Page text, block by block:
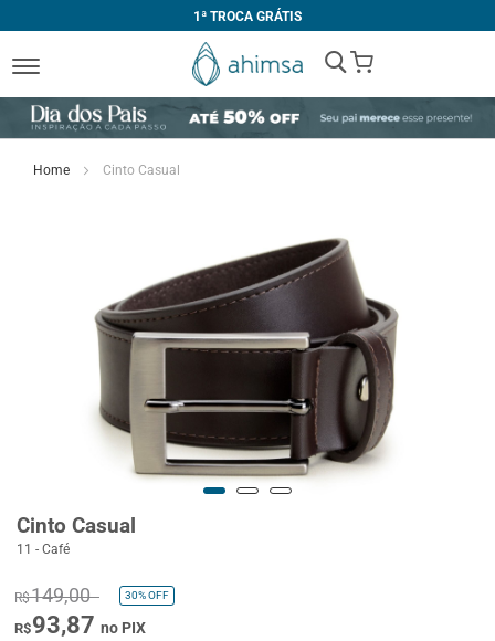
1ª TROCA GRÁTIS
My Cart
Home Cinto Casual
Cinto Casual
11 - Café
R$149,00 30%OFF
R$93,87 no PIX